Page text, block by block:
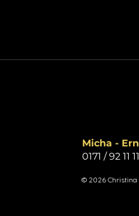
Micha -
0171 / 92 11
© 2026 Christina